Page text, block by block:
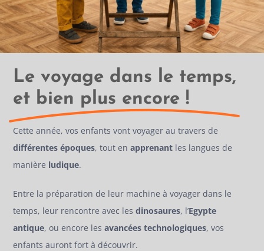
Le voyage dans le temps,
et bien plus encore !
Cette année, vos enfants vont voyager au travers de
différentes époques, tout enapprenant les langues de
manière ludique.
Entre la préparation de leur machine à voyager dans le
temps, leur rencontre avec lesdinosaures, l’Egypte
antique, ou encore lesavancées technologiques, vos
enfants auront fort à découvrir.